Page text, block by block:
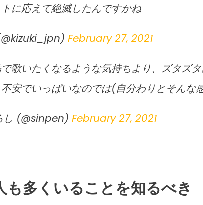
に応えて絶滅したんですかね
February 27, 2021
歌いたくなるような気持ちより、ズタズ
安でいっぱいなのでは(自分わりとそんな
し (@sinpen) February 27, 2021
も多くいることを知るべき